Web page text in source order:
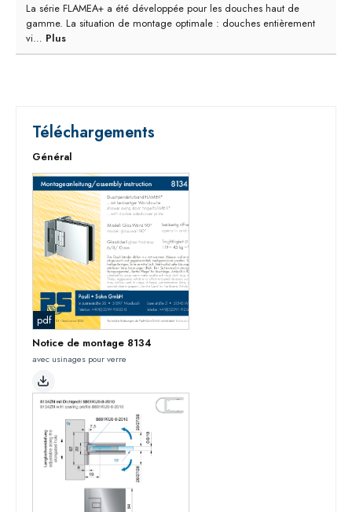
La série FLAMEA+ a été développée pour les douches haut de
gamme. La situation de montage optimale : douches entièrement
vi… Plus
Téléchargements
Général
pdf
Notice de montage 8134
avec usinages pour verre